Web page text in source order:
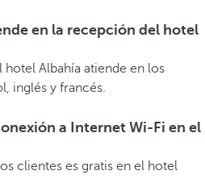
en la recepción del hotel
Albahía atiende en los
inglés y francés.
a Internet Wi-Fi en el
clientes es gratis en el hotel